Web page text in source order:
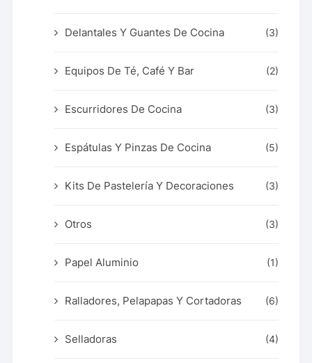
Delantales Y Guantes De Cocina (3)
Equipos De Té, Café Y Bar (2)
Escurridores De Cocina (3)
Espátulas Y Pinzas De Cocina (5)
Kits De Pastelería Y Decoraciones (3)
Otros (3)
Papel Aluminio (1)
Ralladores, Pelapapas Y Cortadoras (6)
Selladoras (4)